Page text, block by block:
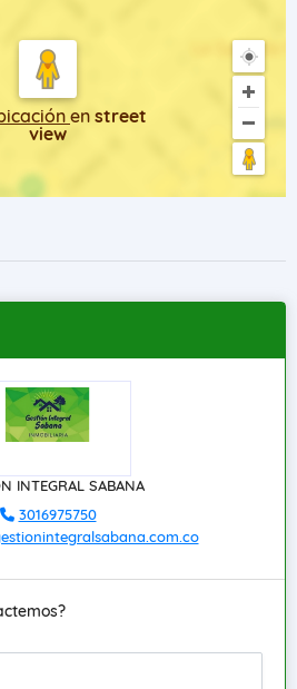
en street
view
INTEGRAL SABANA
3016975750